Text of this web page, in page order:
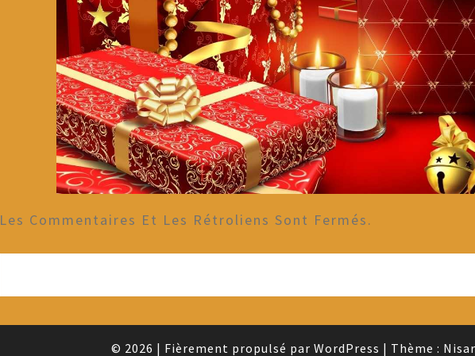
Les Commentaires Et Les Rétroliens Sont Fermés.
© 2026 | Fièrement propulsé par WordPress | Thème :